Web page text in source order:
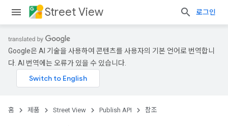
Street View 로그인
Google은 AI 기술을 사용하여 콘텐츠를 사용자의 기본 언어로 번역합니
다. AI 번역에는 오류가 있을 수 있습니다.
홈 제품 Street View Publish API 참조